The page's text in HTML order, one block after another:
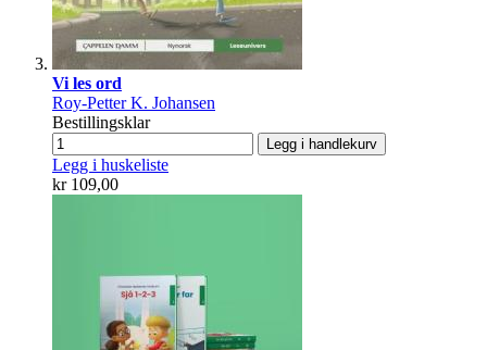
Vi les ord
Roy-Petter K. Johansen
Bestillingsklar
Legg i handlekurv
Legg i huskeliste
kr 109,00